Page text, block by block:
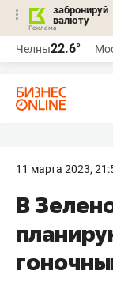
забронируй
валюту
Челны22.6°
11 марта 2023,
В